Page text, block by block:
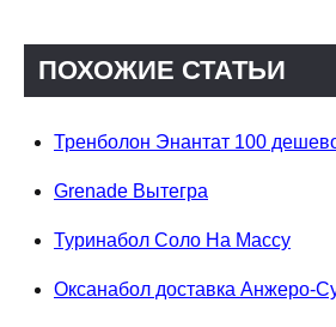
ПОХОЖИЕ СТАТЬИ
Тренболон Энантат 100
Grenade Вытегра
Туринабол Соло На Массу
Оксанабол доставка Анжеро-